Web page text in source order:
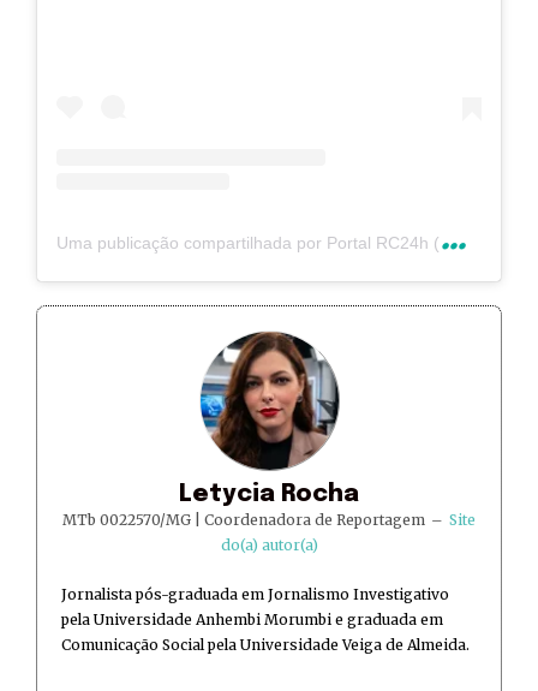
U
ma publicação compartilhada por Portal RC24h (@rc24hnoticias)
Letycia Rocha
MTb 0022570/MG | Coordenadora de Reportagem – Site
do(a) autor(a)
Jornalista pós-graduada em Jornalismo Investigativo
pela Universidade Anhembi Morumbi e graduada em
Comunicação Social pela Universidade Veiga de Almeida.